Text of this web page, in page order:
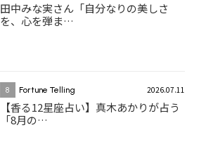
田中みな実さん「自分なりの美しさ
を、心を弾ま…
8 Fortune Telling 2026.07.11
【香る12星座占い】真木あかりが占う
「8月の…